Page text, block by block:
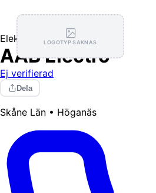
LOGOTYP SAKNAS
Elektriker
AAB Electro
Ej verifierad
Dela
Skåne Län • Höganäs